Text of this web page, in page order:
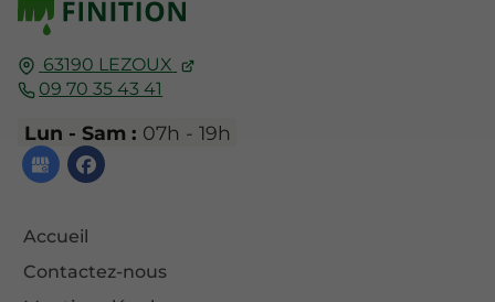
63190 LEZOUX
09 70 35 43 41
Lun - Sam : 07h - 19h
Accueil
Contactez-nous